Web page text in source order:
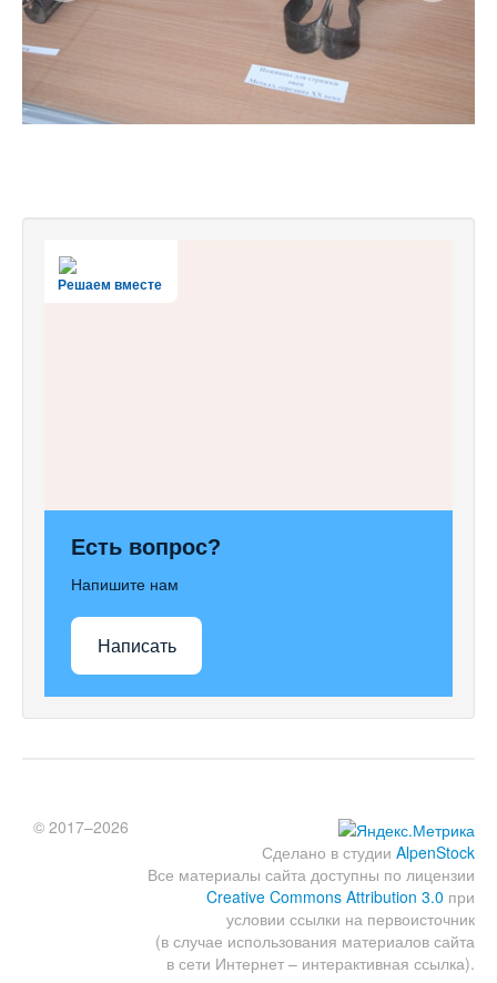
Решаем вместе
Есть вопрос?
Напишите нам
Написать
Сделано в студии AlpenStock
Все материалы сайта доступны по лицензии
Creative Commons Attribution 3.0 при
условии ссылки на первоисточник
(в случае использования материалов сайта
в сети Интернет – интерактивная ссылка).
© 2017–2026